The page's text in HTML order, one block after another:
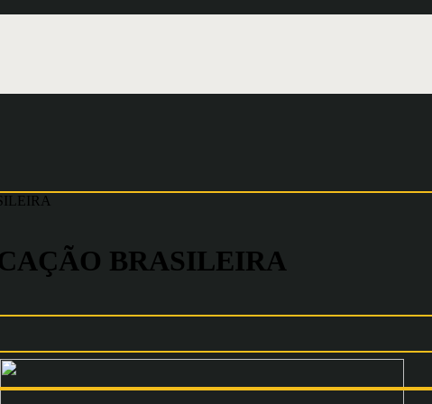
BRASILEIRA